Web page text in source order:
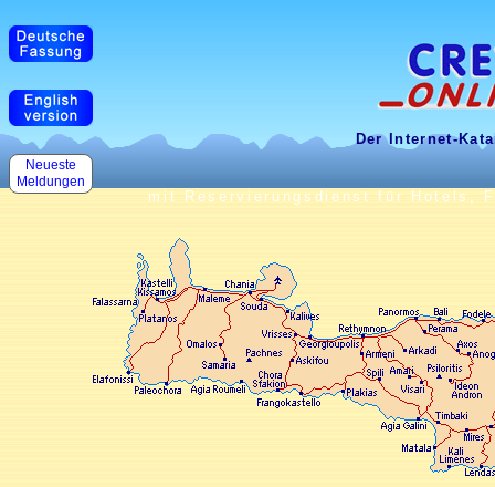
Neueste
Meldungen
Der Internet-
mit Reservierungsdienst für Hotels,